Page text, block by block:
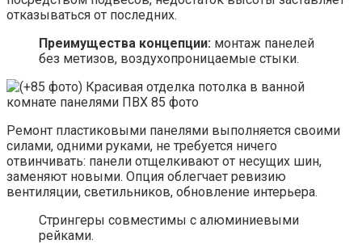
отказываться от последних.
Преимущества концепции: монтаж панелей
без метизов, воздухопроницаемые стыки.
Ремонт пластиковыми панелями выполняется своими
силами, одними руками, не требуется ничего
отвинчивать: панели отщелкивают от несущих шин,
заменяют новыми. Опция облегчает ревизию
вентиляции, светильников, обновление интерьера.
Стрингеры совместимы с алюминиевыми
рейками.